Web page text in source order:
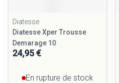
Diatesse
Diatesse Xper Trousse
Demarage 10
24,95 €
En rupture de stock